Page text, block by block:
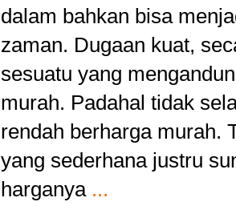
dalam bahkan bisa
zaman. Dugaan kuat,
sesuatu yang
murah. Padahal tidak
rendah berharga murah.
yang sederhana justru
harganya ...